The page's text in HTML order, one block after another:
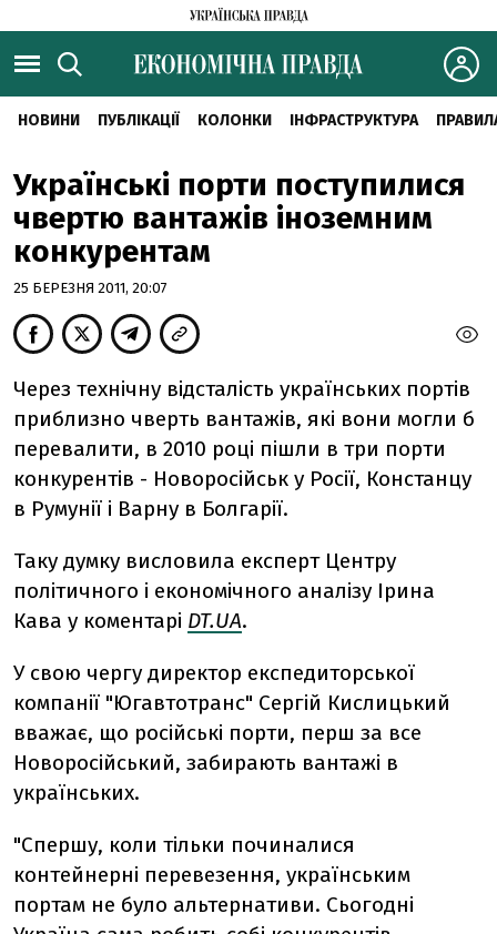
НОВИНИ ПУБЛІКАЦІЇ КОЛОНКИ ІНФРАСТРУКТУРА
Українські порти поступилися
чвертю вантажів іноземним
конкурентам
25 БЕРЕЗНЯ 2011, 20:07
Через технічну відсталість українських портів
приблизно чверть вантажів, які вони могли б
перевалити, в 2010 році пішли в три порти
конкурентів - Новоросійськ у Росії, Констанцу
в Румунії і Варну в Болгарії.
Таку думку висловила експерт Центру
політичного і економічного аналізу Ірина
Кава у коментарі DT.UA.
У свою чергу директор експедиторської
компанії "Югавтотранс" Сергій Кислицький
вважає, що російські порти, перш за все
Новоросійський, забирають вантажі в
українських.
"Спершу, коли тільки починалися
контейнерні перевезення, українським
портам не було альтернативи. Сьогодні